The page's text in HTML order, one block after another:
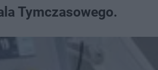
Tymczasowego.